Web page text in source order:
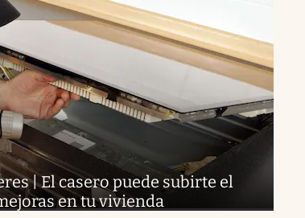
| El casero puede subirte el
en tu vivienda